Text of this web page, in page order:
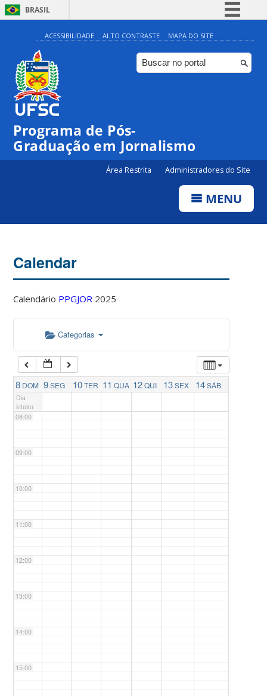
BRASIL
Simplifique!
Comunica BR
Participe
ACESSIBILIDADE ALTO CONTRASTE MAPA DO SITE
Programa de Pós-
Graduação em Jornalismo
Área Restrita Administradores do Site
MENU
Calendar
Calendário PPGJOR 2025
Categorias
8 DOM 9SEG 10TER 11 QUA 12QUI 13SEX 14SÁB
Dia
inteiro
00:00
07:00
08:00
09:00
10:00
11:00
12:00
13:00
14:00
15:00